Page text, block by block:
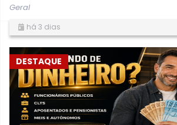
Geral
há 3 dias
DESTAQUE